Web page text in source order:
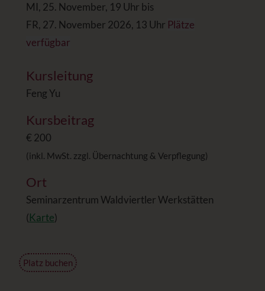
MI, 25. November, 19 Uhr bis
FR, 27. November 2026, 13 Uhr Plätze
verfügbar
Kursleitung
Feng Yu
Kursbeitrag
€ 200
(inkl. MwSt. zzgl. Übernachtung & Verpflegung)
Ort
Seminarzentrum Waldviertler Werkstätten
(Karte)
Platz buchen